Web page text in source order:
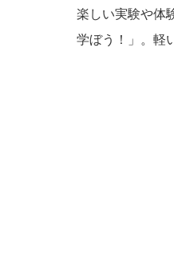
楽しい実験や体
学ぼう！」。軽